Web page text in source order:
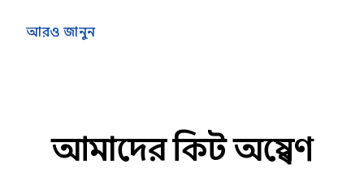
আরও জানুন
আমাদের কিট অন্বেষণ